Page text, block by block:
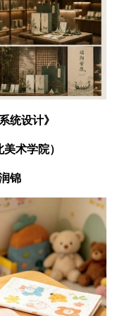
统设计》
术学院）
锦